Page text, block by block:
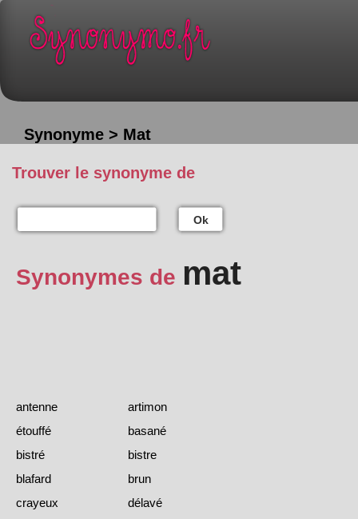
Synonyme > Mat
Trouver le synonyme de
Ok
Synonymes de mat
antenne
artimon
étouffé
basané
bistré
bistre
blafard
brun
crayeux
délavé